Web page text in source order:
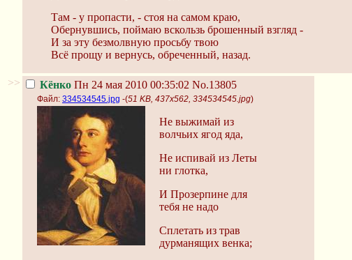
Там - у пропасти, - стоя на самом краю,
Обернувшись, поймаю вскользь брошенный взгляд -
И за эту безмолвную просьбу твою
Всё прощу и вернусь, обреченный, назад.
>> Кёнко Пн 24 мая 2010 00:35:02 No.13805
Файл: 334534545.jpg -(51 KB, 437x562, 334534545.jpg)
Не выжимай из
волчьих ягод яда,
Не испивай из Леты
ни глотка,
И Прозерпине для
тебя не надо
Сплетать из трав
дурманящих венка;